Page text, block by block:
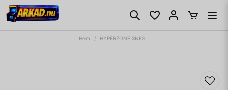
Hem HYPERZONE SNES